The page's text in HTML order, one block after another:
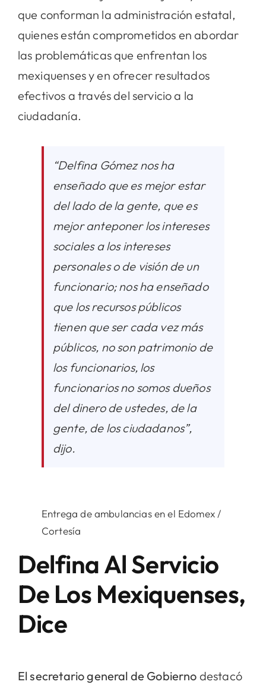
que conforman la administración estatal,
quienes están comprometidos en abordar
las problemáticas que enfrentan los
mexiquenses y en ofrecer resultados
efectivos a través del servicio a la
ciudadanía.
“Delfina Gómez nos ha
enseñado que es mejor estar
del lado de la gente, que es
mejor anteponer los intereses
sociales a los intereses
personales o de visión de un
funcionario; nos ha enseñado
que los recursos públicos
tienen que ser cada vez más
públicos, no son patrimonio de
los funcionarios, los
funcionarios no somos dueños
del dinero de ustedes, de la
gente, de los ciudadanos”,
dijo.
Entrega de ambulancias en el Edomex /
Cortesía
Delfina Al Servicio
De Los Mexiquenses,
Dice
El secretario general de Gobierno destacó